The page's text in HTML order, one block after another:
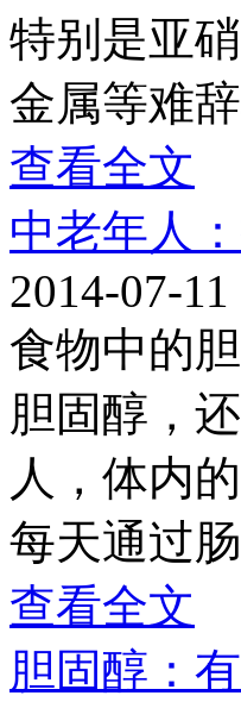
特别是亚
金属等难辞
查看全文
中老年人
2014-07-11
食物中的
胆固醇，
人，体内
每天通过
查看全文
胆固醇：